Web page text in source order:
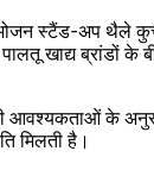
स्टैंड-अप थैले
खाद्य ब्रांडों
आवश्यकताओं के
मिलती है।